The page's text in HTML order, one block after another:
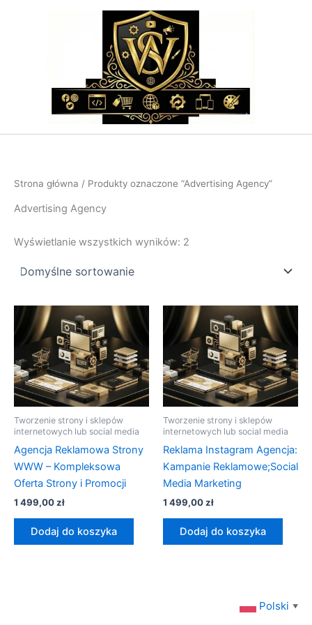
Strona główna / Produkty oznaczone “Advertising Agency”
Advertising Agency
Wyświetlanie wszystkich wyników: 2
Tworzenie strony i sklepów
internetowych lub social media
Agencja Reklamowa Strony
WWW – Kompleksowa
Oferta Strony i Promocji
1 499,00zł
Dodaj do koszyka
Tworzenie strony i sklepów
internetowych lub social media
Reklama Instagram Agencja:
Kampanie Reklamowe;Social
Media Marketing
1 499,00zł
Dodaj do koszyka
Polski ▼